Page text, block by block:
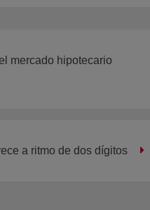
mercado hipotecario
a ritmo de dos dígitos